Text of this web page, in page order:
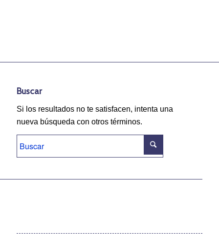
Buscar
Si los resultados no te satisfacen, intenta una
nueva búsqueda con otros términos.